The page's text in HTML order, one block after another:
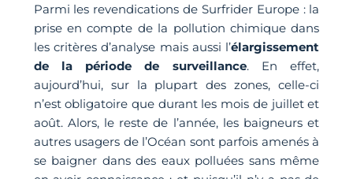
Parmi les revendications de Surfrider Europe : la
prise en compte de la pollution chimique dans
les critères d’analyse mais aussi l’élargissement
de la période de surveillance. En effet,
aujourd’hui, sur la plupart des zones, celle-ci
n’est obligatoire que durant les mois de juillet et
août. Alors, le reste de l’année, les baigneurs et
autres usagers de l’Océan sont parfois amenés à
se baigner dans des eaux polluées sans même